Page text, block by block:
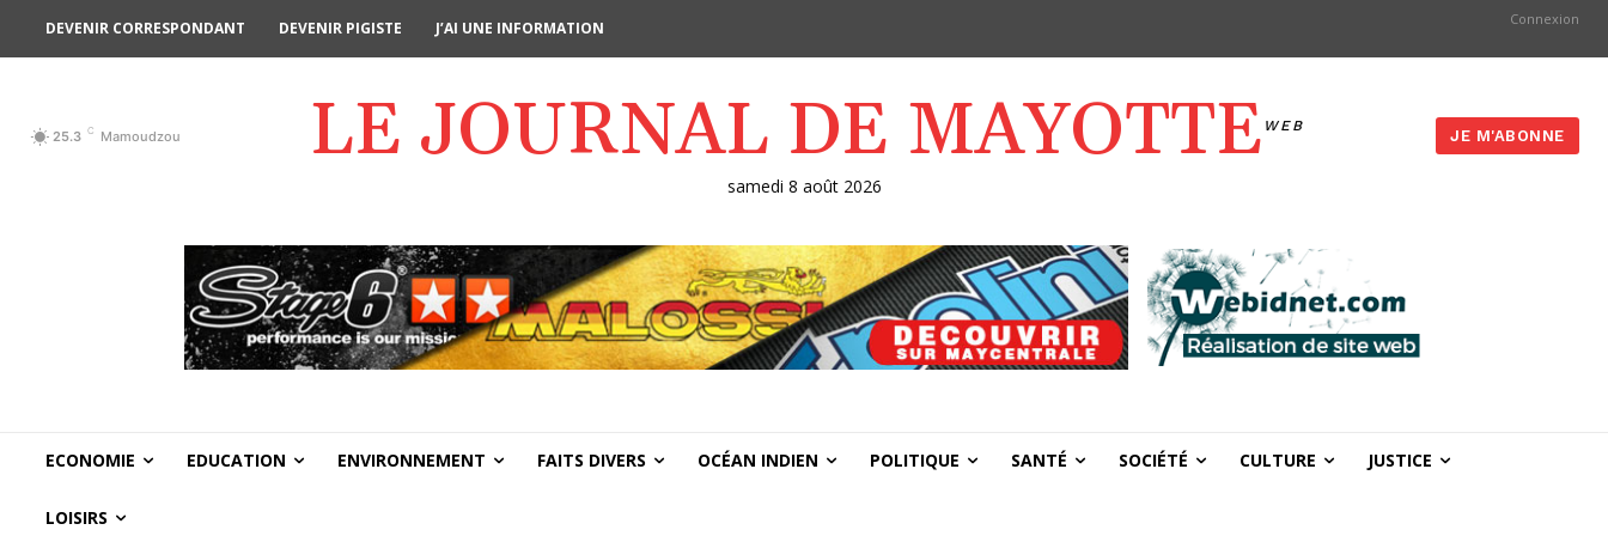
DEVENIR CORRESPONDANT DEVENIR PIGISTE J’AI UNE INFORMATION Connexion
25.3 C Mamoudzou LE JOURNAL DE MAYOTTE WEB
JE M'ABONNE
samedi 8 août 2026
ECONOMIE EDUCATION ENVIRONNEMENT FAITS DIVERS OCÉAN INDIEN POLITIQUE SANTÉ SOCIÉTÉ CULTURE JUSTICE
LOISIRS